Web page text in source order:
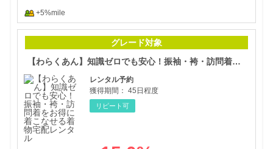
+5%mile
グレード対象
【わらくあん】知識ゼロでも安心！振袖・袴・訪問着をお得に着こなせる着物宅配レンタル
レンタル予約
獲得期間： 45日程度
リピート可